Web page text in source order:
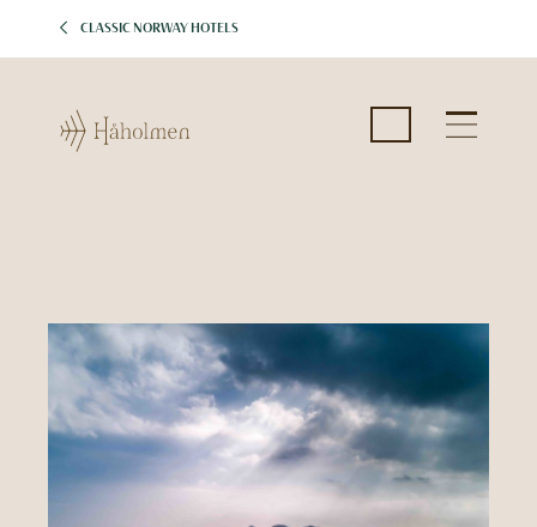
CLASSIC NORWAY HOTELS